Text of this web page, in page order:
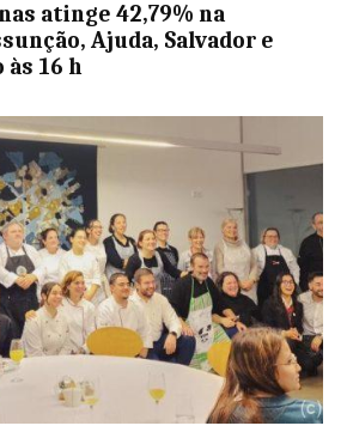
atinge 42,79% na
Ajuda, Salvador e
16 h